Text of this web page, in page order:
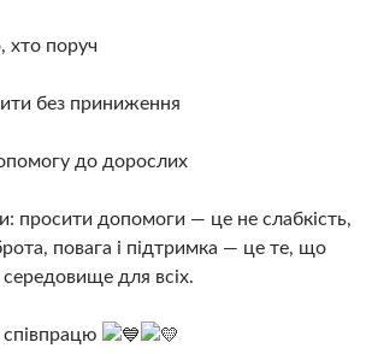
хто поруч
без приниження
до дорослих
просити допомоги — це не слабкість,
повага і підтримка — це те, що
для всіх.